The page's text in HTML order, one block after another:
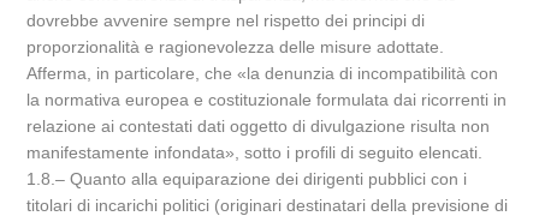
dovrebbe avvenire sempre nel rispetto dei principi di
proporzionalità e ragionevolezza delle misure adottate.
Afferma, in particolare, che «la denunzia di incompatibilità con
la normativa europea e costituzionale formulata dai ricorrenti in
relazione ai contestati dati oggetto di divulgazione risulta non
manifestamente infondata», sotto i profili di seguito elencati.
1.8.– Quanto alla equiparazione dei dirigenti pubblici con i
titolari di incarichi politici (originari destinatari della previsione di